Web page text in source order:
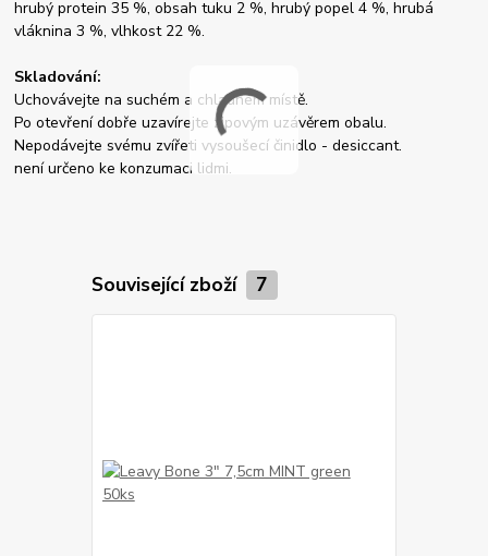
hrubý protein 35 %, obsah tuku 2 %, hrubý popel 4 %, hrubá
vláknina 3 %, vlhkost 22 %.
Skladování:
Uchovávejte na suchém a chladném místě.
Po otevření dobře uzavírejte zipovým uzávěrem obalu.
Nepodávejte svému zvířeti vysoušecí činidlo - desiccant.
není určeno ke konzumaci lidmi.
Související zboží 7